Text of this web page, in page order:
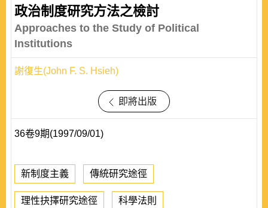
政治制度研究方法之檢討
Approaches to the Study of Political
Institutions
謝復生(John F. S. Hsieh)
即將出版
36卷9期(1997/09/01)
新制度主義 傳統研究途徑
理性抉擇研究途徑 科學法則